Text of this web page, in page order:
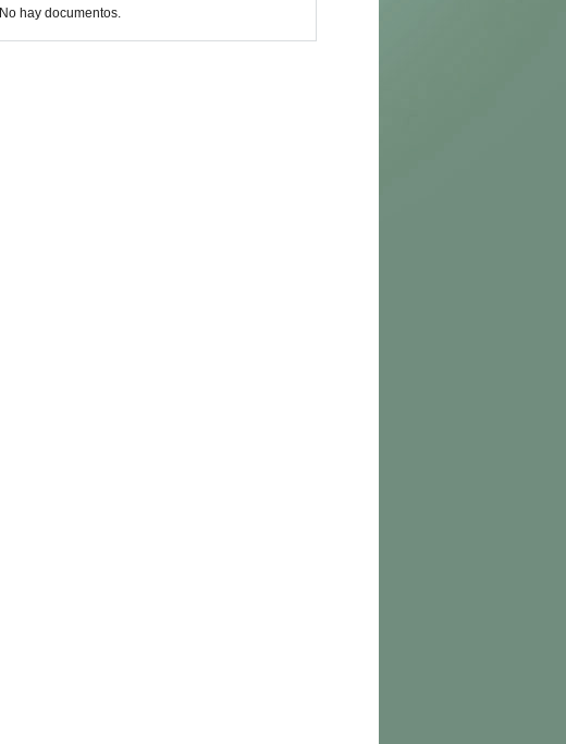
No hay documentos.